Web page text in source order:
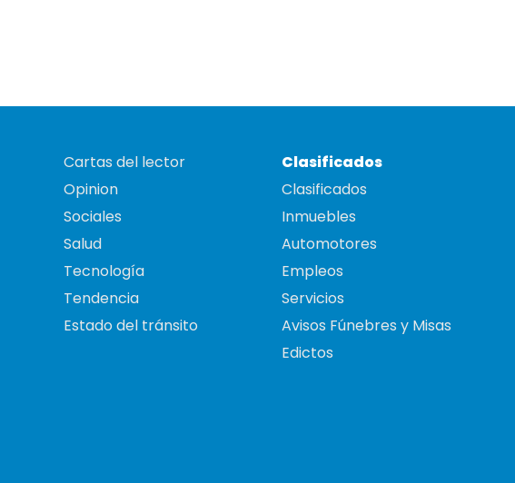
Cartas del lector
Opinion
Sociales
Salud
Tecnología
Tendencia
Estado del tránsito
Clasificados
Clasificados
Inmuebles
Automotores
Empleos
Servicios
Avisos Fúnebres y Misas
Edictos